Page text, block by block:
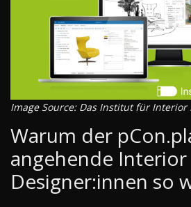
Image Source: Das Institut für Interior
Warum der
angehende Interior
Designer:innen so